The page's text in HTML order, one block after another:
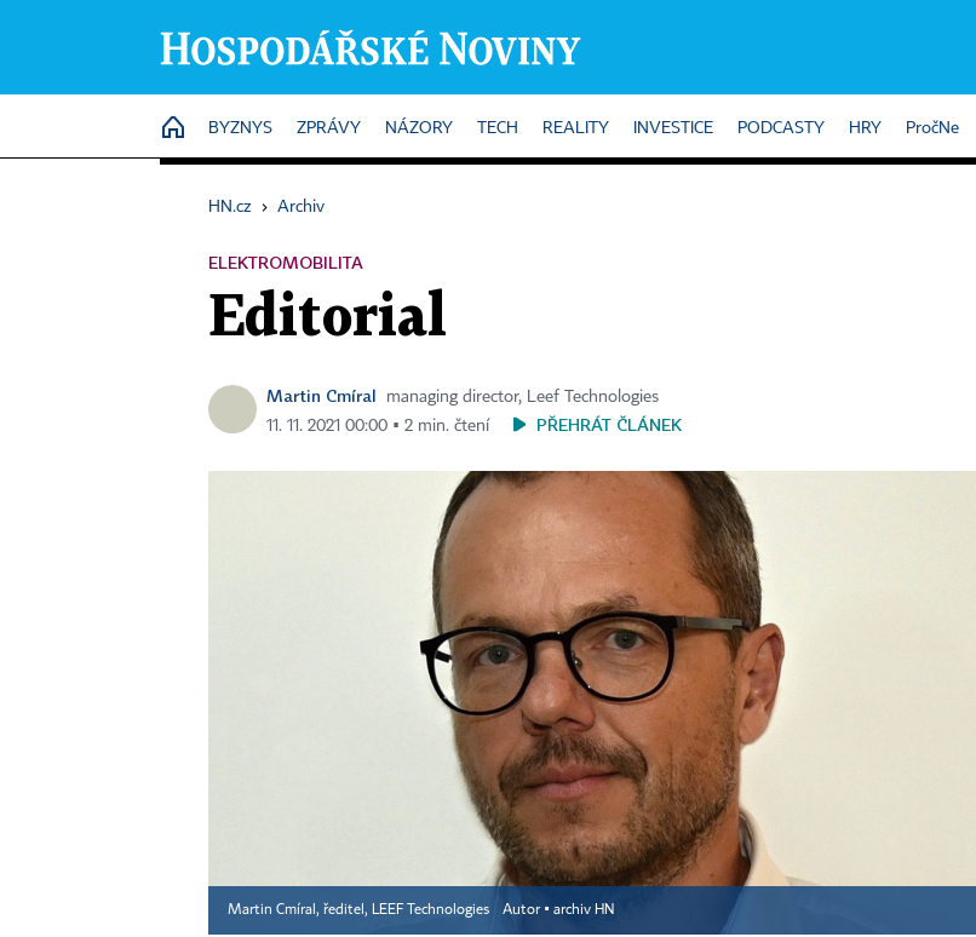
HOME
BYZNYS ZPRÁVY NÁZORY TECH REALITY INVESTICE PODCASTY HRY PročNe
HN.cz › Archiv
ELEKTROMOBILITA
Editorial
Martin Cmíral
managing director, Leef Technologies
11. 11. 2021 00:00 ▪ 2 min. čtení
PŘEHRÁT ČLÁNEK
Martin Cmíral, ředitel, LEEF Technologies Autor ▪ archiv HN